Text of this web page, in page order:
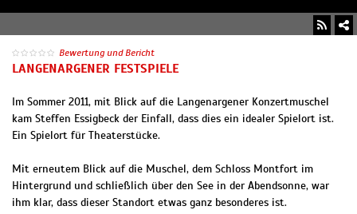
Bewertung und Bericht
LANGENARGENER FESTSPIELE
Im Sommer 2011, mit Blick auf die Langenargener Konzertmuschel
kam Steffen Essigbeck der Einfall, dass dies ein idealer Spielort ist.
Ein Spielort für Theaterstücke.
Mit erneutem Blick auf die Muschel, dem Schloss Montfort im
Hintergrund und schließlich über den See in der Abendsonne, war
ihm klar, dass dieser Standort etwas ganz besonderes ist.